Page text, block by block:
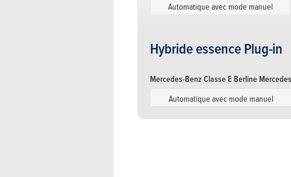
Automatique avec mode manuel
Hybride essence Plug-in
Mercedes-Benz Classe E Berline
Automatique avec mode manuel